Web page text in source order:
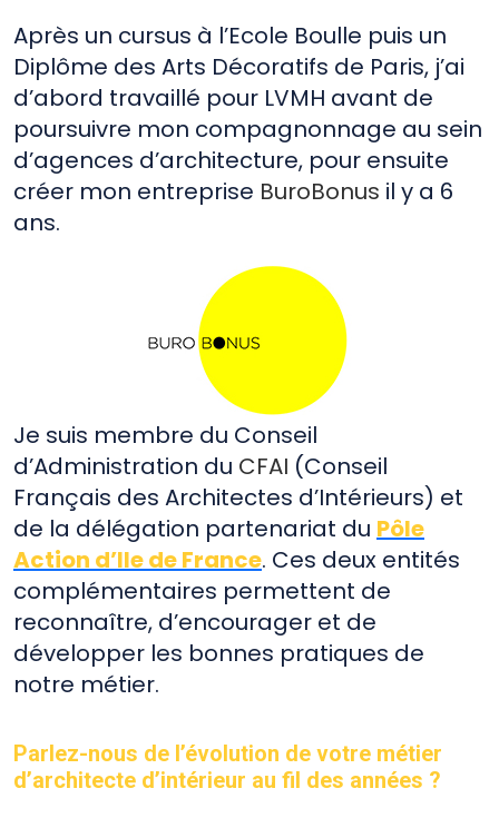
Après un cursus à l’Ecole Boulle puis un
Diplôme des Arts Décoratifs de Paris, j’ai
d’abord travaillé pour LVMH avant de
poursuivre mon compagnonnage au sein
d’agences d’architecture, pour ensuite
créer mon entreprise BuroBonus il y a 6
ans.
Je suis membre du Conseil
d’Administration du CFAI (Conseil
Français des Architectes d’Intérieurs) et
de la délégation partenariat du Pôle
Action d’Ile de France. Ces deux entités
complémentaires permettent de
reconnaître, d’encourager et de
développer les bonnes pratiques de
notre métier.
Parlez-nous de l’évolution de votre métier
d’architecte d’intérieur au fil des années ?